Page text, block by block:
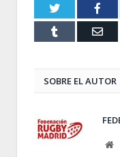
Twitter
SOBRE EL AUTOR